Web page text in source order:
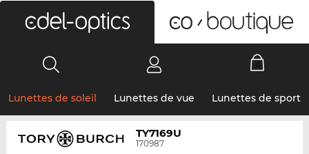
Lunettes de soleil Lunettes de vue Lunettes de sport
TY7169U
170987